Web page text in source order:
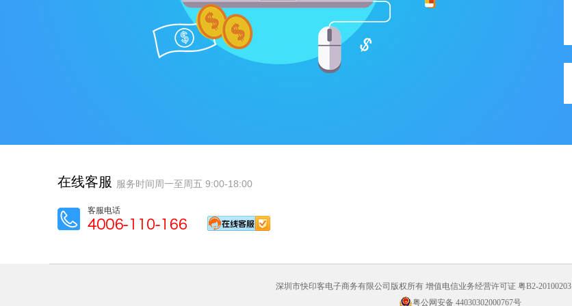
在线客服 服务时间周一至周五 9:00-18:00
客服电话
深圳市快印客电子商务有限公司版权所有 增值电信业务经营许可证 粤B2-20100203
粤公网安备 44030302000767号